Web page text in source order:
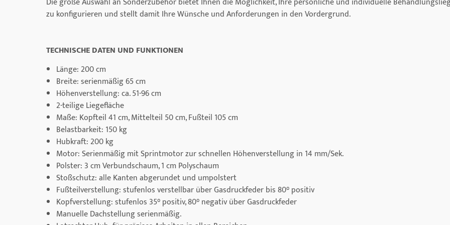
zu konfigurieren und stellt damit Ihre Wünsche und Anforderungen in den Vordergrund.
TECHNISCHE DATEN UND FUNKTIONEN
Länge: 200 cm
Breite: serienmäßig 65 cm
Höhenverstellung: ca. 51-96 cm
2-teilige Liegefläche
Maße: Kopfteil 41 cm, Mittelteil 50 cm, Fußteil 105 cm
Belastbarkeit: 150 kg
Hubkraft: 200 kg
Motor: Serienmäßig mit Sprintmotor zur schnellen Höhenverstellung in 14 mm/Sek.
Polster: 3 cm Verbundschaum, 1 cm Polyschaum
Stoßschutz: alle Kanten abgerundet und umpolstert
Fußteilverstellung: stufenlos verstellbar über Gasdruckfeder bis 80° positiv
Kopfverstellung: stufenlos 35° positiv, 80° negativ über Gasdruckfeder
Manuelle Dachstellung serienmäßig.